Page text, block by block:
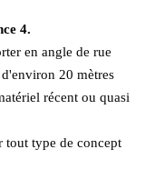
4.
en angle de rue
20 mètres
récent ou quasi
tout type de concept